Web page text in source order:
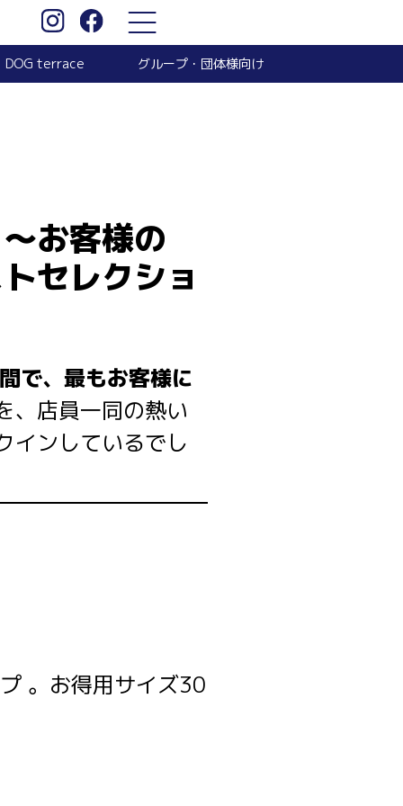
DOG terrace グループ・団体様向け
お客様の
セレクショ
で、最もお客様に
、店員一同の熱い
インしているでし
。お得用サイズ30